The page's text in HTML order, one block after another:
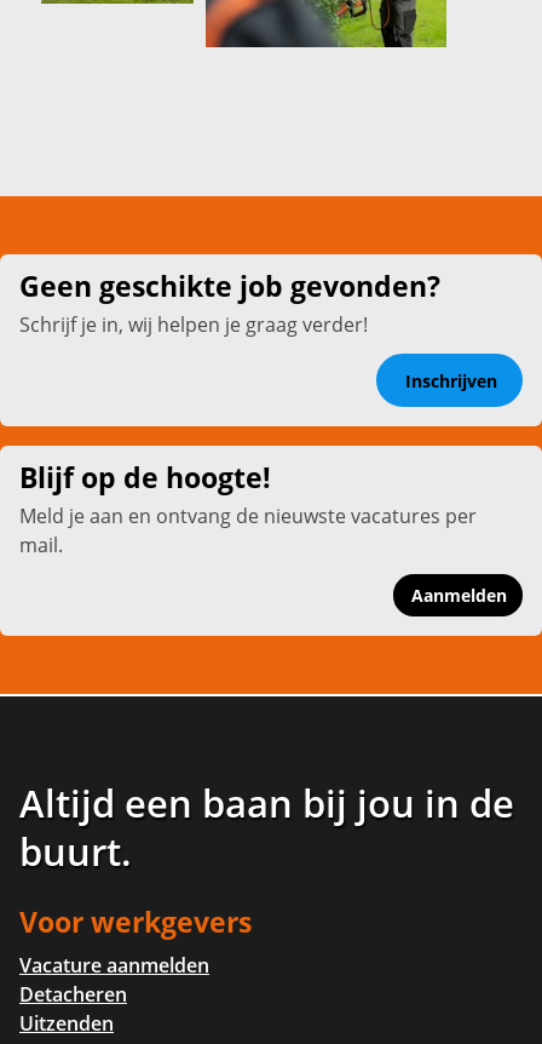
Geen geschikte job gevonden?
Schrijf je in, wij helpen je graag verder!
Inschrijven
Blijf op de hoogte!
Meld je aan en ontvang de nieuwste vacatures per
mail.
Aanmelden
Altijd een baan bij jou in de
buurt.
Voor werkgevers
Vacature aanmelden
Detacheren
Uitzenden